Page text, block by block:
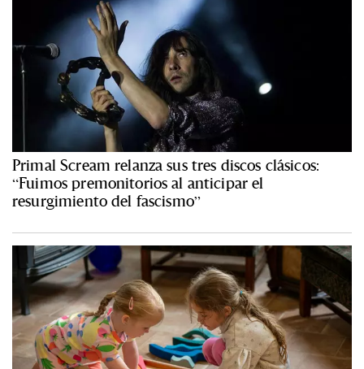
Primal Scream relanza sus tres discos clásicos:
“Fuimos premonitorios al anticipar el
resurgimiento del fascismo”